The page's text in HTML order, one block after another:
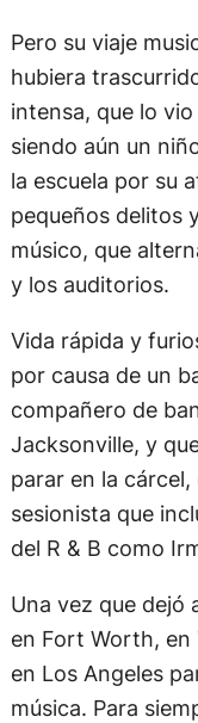
Pero su viaje
hubiera
intensa, que lo
siendo aún un
la escuela por su
pequeños delitos
músico, que
y los auditorios.
Vida rápida y
por causa de un
compañero de
Jacksonville, y
parar en la
sesionista que
del R & B como
Una vez que dejó
en Fort Worth, en
en Los Angeles
música. Para